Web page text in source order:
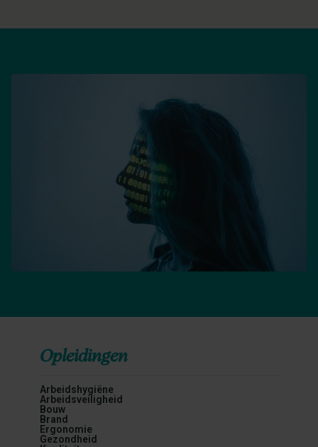
Opleidingen
Arbeidshygiëne
Arbeidsveiligheid
Bouw
Brand
Ergonomie
Gezondheid